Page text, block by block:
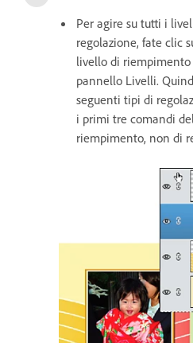
Per agire su tutti i
regolazione, fate clic
livello di
pannello Livelli.
seguenti tipi di
i primi tre comandi
riempimento, non di